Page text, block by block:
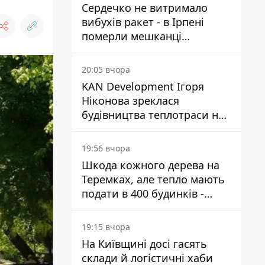
Сердечко не витримало
вибухів ракет - в Ірпені
померли мешканці
притулку для собак з
інвалідністю
20:05 вчора
KAN Development Ігоря
Ніконова зреклася
будівництва теплотраси на
Теремках
19:56 вчора
Шкода кожного дерева на
Теремках, але тепло мають
подати в 400 будинків -
депутатка Київради
19:15 вчора
На Київщині досі гасять
склади й логістичні хаби